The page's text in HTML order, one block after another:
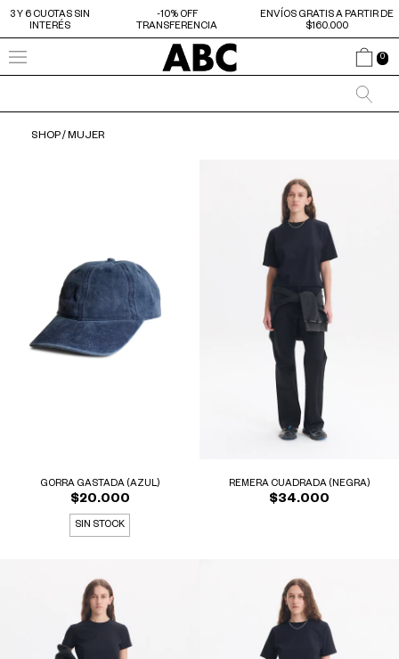
3 Y 6 CUOTAS SIN
INTERÉS
-10% OFF
TRANSFERENCIA
ENVÍOS GRATIS A PARTIR DE
$160.000
0
SHOP/ MUJER
GORRA GASTADA (AZUL)
$20.000
SIN STOCK
REMERA CUADRADA (NEGRA)
$34.000